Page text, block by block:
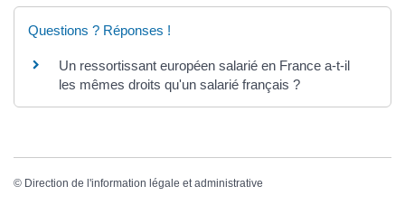
Questions ? Réponses !
Un ressortissant européen salarié en France a-t-il
les mêmes droits qu'un salarié français ?
© Direction de l'information légale et administrative